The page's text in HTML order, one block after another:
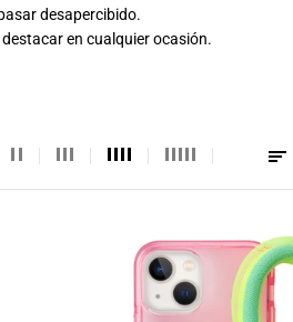
desapercibido.
en cualquier ocasión.